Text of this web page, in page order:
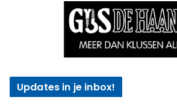
Updates in je inbox!